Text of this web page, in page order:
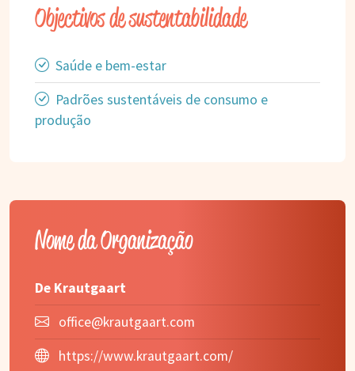
Objectivos de sustentabilidade
Saúde e bem-estar
Padrões sustentáveis de consumo e
produção
Nome da Organização
De Krautgaart
office@krautgaart.com
https://www.krautgaart.com/